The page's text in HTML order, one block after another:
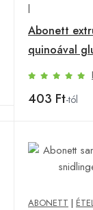
|
Abonett
quinoával
100 g
403 Ft-tól
ABONETT |